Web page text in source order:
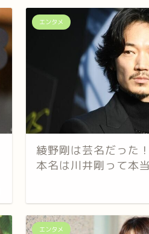
エンタメ
綾野剛は芸名だった
本名は川井剛って本
エンタメ